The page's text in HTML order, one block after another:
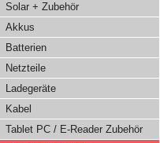
Solar + Zubehör
Akkus
Batterien
Netzteile
Ladegeräte
Kabel
Tablet PC / E-Reader Zubehör